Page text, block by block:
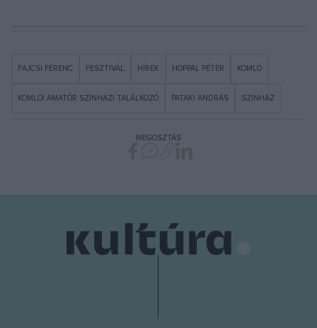
FAJCSI FERENC FESZTIVÁL HÍREK HOPPÁL PÉTER KOMLÓ
KOMLÓI AMATŐR SZÍNHÁZI TALÁLKOZÓ PATAKI ANDRÁS SZÍNHÁZ
MEGOSZTÁS